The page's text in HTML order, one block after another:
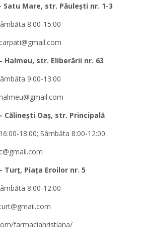
Satu Mare, str. Păulești nr. 1-3
8:00-15:00
Halmeu, str. Eliberării nr. 63
9:00-13:00
Călinești Oaș, str. Principală
18:00; Sâmbăta 8:00-12:00
Turț, Piața Eroilor nr. 5
8:00-12:00
farmaciahristiana/